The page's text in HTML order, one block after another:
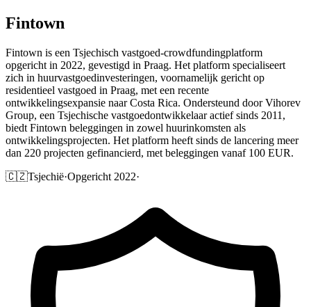
Fintown
Fintown is een Tsjechisch vastgoed-crowdfundingplatform
opgericht in 2022, gevestigd in Praag. Het platform specialiseert
zich in huurvastgoedinvesteringen, voornamelijk gericht op
residentieel vastgoed in Praag, met een recente
ontwikkelingsexpansie naar Costa Rica. Ondersteund door Vihorev
Group, een Tsjechische vastgoedontwikkelaar actief sinds 2011,
biedt Fintown beleggingen in zowel huurinkomsten als
ontwikkelingsprojecten. Het platform heeft sinds de lancering meer
dan 220 projecten gefinancierd, met beleggingen vanaf 100 EUR.
🇨🇿Tsjechië·Opgericht 2022·